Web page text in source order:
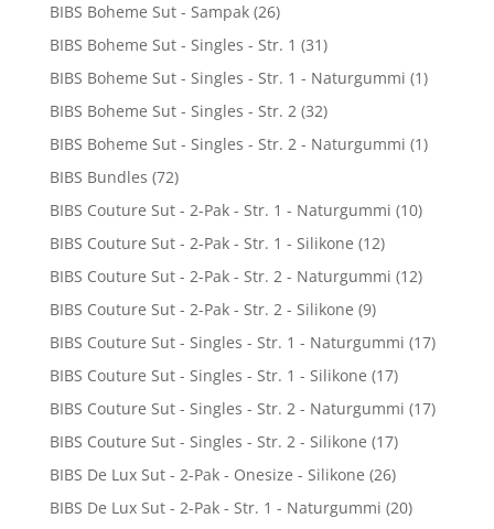
BIBS Boheme Sut - Sampak (26)
BIBS Boheme Sut - Singles - Str. 1 (31)
BIBS Boheme Sut - Singles - Str. 1 - Naturgummi (1)
BIBS Boheme Sut - Singles - Str. 2 (32)
BIBS Boheme Sut - Singles - Str. 2 - Naturgummi (1)
BIBS Bundles (72)
BIBS Couture Sut - 2-Pak - Str. 1 - Naturgummi (10)
BIBS Couture Sut - 2-Pak - Str. 1 - Silikone (12)
BIBS Couture Sut - 2-Pak - Str. 2 - Naturgummi (12)
BIBS Couture Sut - 2-Pak - Str. 2 - Silikone (9)
BIBS Couture Sut - Singles - Str. 1 - Naturgummi (17)
BIBS Couture Sut - Singles - Str. 1 - Silikone (17)
BIBS Couture Sut - Singles - Str. 2 - Naturgummi (17)
BIBS Couture Sut - Singles - Str. 2 - Silikone (17)
BIBS De Lux Sut - 2-Pak - Onesize - Silikone (26)
BIBS De Lux Sut - 2-Pak - Str. 1 - Naturgummi (20)